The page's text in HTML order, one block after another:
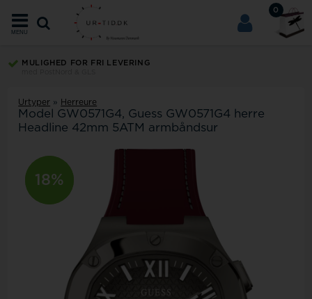
0
MENU
MULIGHED FOR FRI LEVERING
Urtyper » Herreure
Model GW0571G4 Guess GW0571G4 herre
Headline 42mm 5ATM armbåndsur
22%
18%